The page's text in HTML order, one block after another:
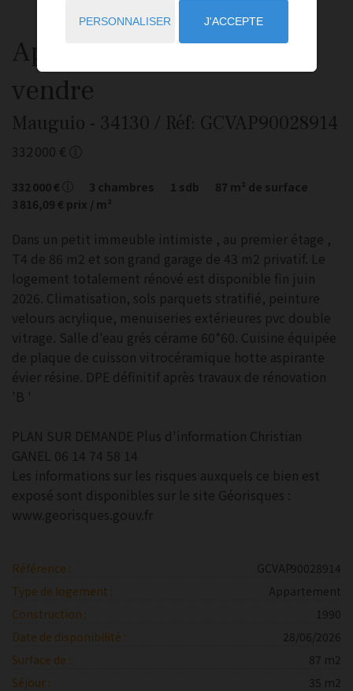
Appartement 4 piècesà
vendre
Mauguio - 34130 / Réf: GCVAP90028914
332 000 €
332 000 € 3 chambres 1 sdb 87 m² de surface
3 816,09 € prix / m²
Dans un petit immeuble intimiste , au premier étage ,
T4 de 86 m2 et son grand garage de 43 m2 privatif. Le
logement totalement rénové est disponible fin juin
2026. Climatisation, sols parquets stratifié, peinture
velours acrylique, menuiseries extérieures pvc double
vitrage. Salle d'eau grés cérame 60*60. Cuisine équipée
de plaque de cuisson vitrocéramique hotte aspirante
évier résine. DPE définitif après travaux de rénovation
'B '
PLAN SUR DEMANDE Plus d'information Christian
GANEL 06 14 74 58 14
Les informations sur les risques auxquels ce bien est
exposé sont disponibles sur le site Géorisques :
www.georisques.gouv.fr
Référence :
GCVAP90028914
Type de logement :
Appartement
Construction :
1990
Date de disponibilité :
28/06/2026
Surface de :
87 m2
Séjour :
35 m2
PERSONNALISER J'ACCEPTE